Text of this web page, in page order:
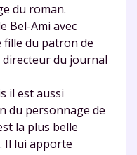
du roman.
Bel-Ami avec
fille du patron de
du journal
il est aussi
du personnage de
la plus belle
Il lui apporte